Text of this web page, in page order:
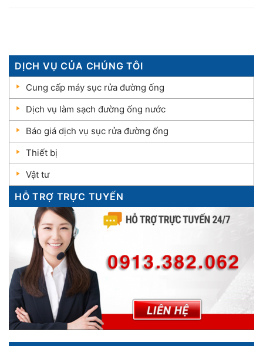
DỊCH VỤ CỦA CHÚNG TÔI
Cung cấp máy sục rửa đường ống
Dịch vụ làm sạch đường ống nước
Báo giá dịch vụ sục rửa đường ống
Thiết bị
Vật tư
HỖ TRỢ TRỰC TUYẾN